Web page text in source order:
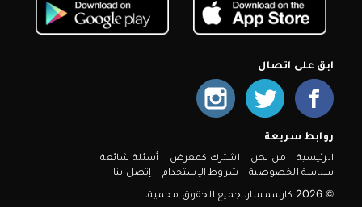
ابق على اتصال
روابط سريعة
الرئيسية من نحن اشترك كمعرض
أسئلة شائعة
سياسة الخصوصية
شروط الإستخدام
إتصل بنا
© 2026 كارسمسار. جميع الحقوق محمية.